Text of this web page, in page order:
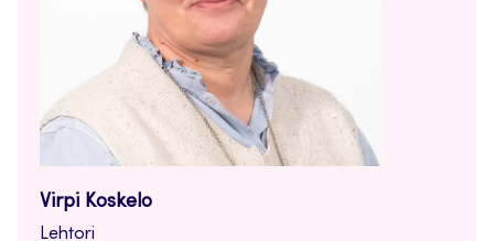
Virpi Koskelo
Lehtori